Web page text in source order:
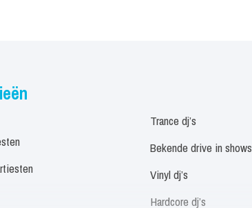
Trance dj’s
Bekende drive in shows
Vinyl dj’s
Hardcore dj’s